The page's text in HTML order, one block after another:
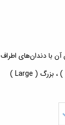
با دندان‌های اطراف